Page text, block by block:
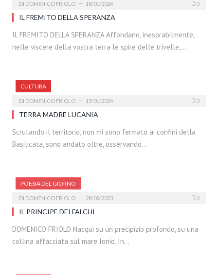
DI DOMENICO FRIOLO 18/01/2024 0
IL FREMITO DELLA SPERANZA
IL FREMITO DELLA SPERANZA Affondano, inesorabilmente,
nelle viscere della vostra terra le spire delle trivelle,…
CULTURA
DI DOMENICO FRIOLO 15/01/2024 0
TERRA MADRE LUCANIA
Scrutando il territorio, non mi sono fermato ai confini della
Basilicata, sono andato oltre, osservando…
POESIA DEL GIORNO
DI DOMENICO FRIOLO 28/08/2023 0
IL PRINCIPE DEI FALCHI
DOMENICO FRIOLO Nacqui su un precipizio profondo, su una
collina affacciata sul mare Ionio. In…